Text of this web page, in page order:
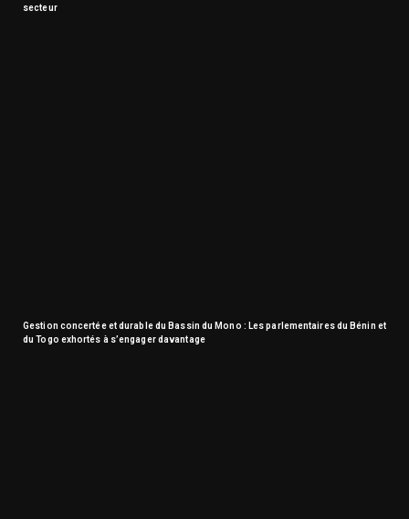
secteur
Gestion concertée et durable du Bassin du Mono : Les parlementaires du Bénin et
du Togo exhortés à s’engager davantage